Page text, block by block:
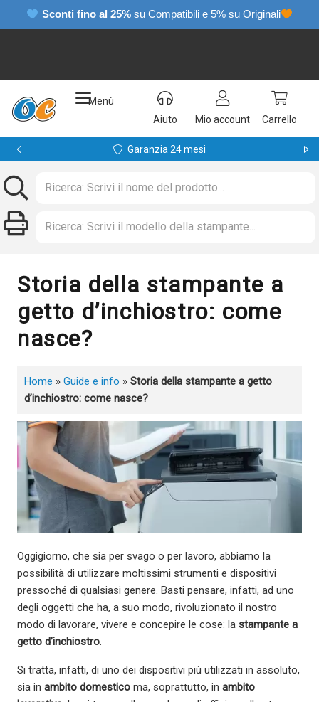
Sconti fino al 25% su Compatibili e 5% su Originali
Menù
Aiuto
Mio account Carrello
Garanzia 24 mesi
Storia della stampante a
getto d’inchiostro: come
nasce?
Home » Guide e info » Storia della stampante a getto
d’inchiostro: come nasce?
Oggigiorno, che sia per svago o per lavoro, abbiamo la
possibilità di utilizzare moltissimi strumenti e dispositivi
pressoché di qualsiasi genere. Basti pensare, infatti, ad uno
degli oggetti che ha, a suo modo, rivoluzionato il nostro
modo di lavorare, vivere e concepire le cose: la stampante a
getto d’inchiostro.
Si tratta, infatti, di uno dei dispositivi più utilizzati in assoluto,
sia in ambito domestico ma, soprattutto, in ambito